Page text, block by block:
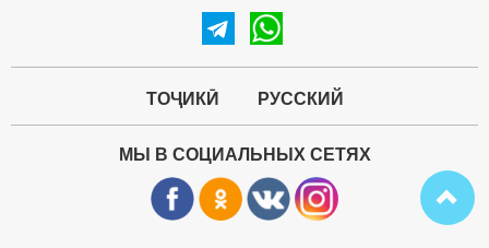
ТОҶИКӢ РУССКИЙ
МЫ В СОЦИАЛЬНЫХ СЕТЯХ